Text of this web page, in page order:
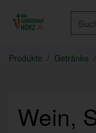
Produkte Getränke
Wein,